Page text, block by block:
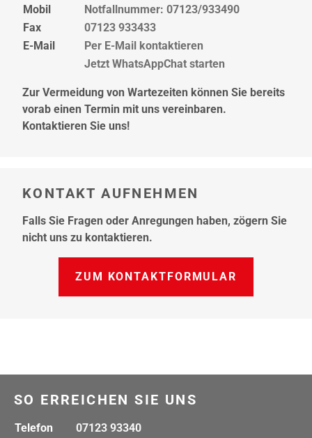
Mobil
Notfallnummer: 07123/933490
Fax
07123 933433
E-Mail
Per E-Mail kontaktieren
Jetzt WhatsAppChat starten
Zur Vermeidung von Wartezeiten können Sie bereits
vorab einen Termin mit uns vereinbaren.
Kontaktieren Sie uns!
KONTAKT AUFNEHMEN
Falls Sie Fragen oder Anregungen haben, zögern Sie
nicht uns zu kontaktieren.
ZUM KONTAKTFORMULAR
SO ERREICHEN SIE UNS
Telefon
07123 93340